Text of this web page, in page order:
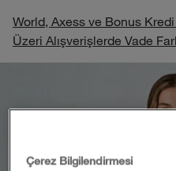
World, Axess ve Bonus
Üzeri Alışverişlerde Vade
Çerez Bilgilendirmesi